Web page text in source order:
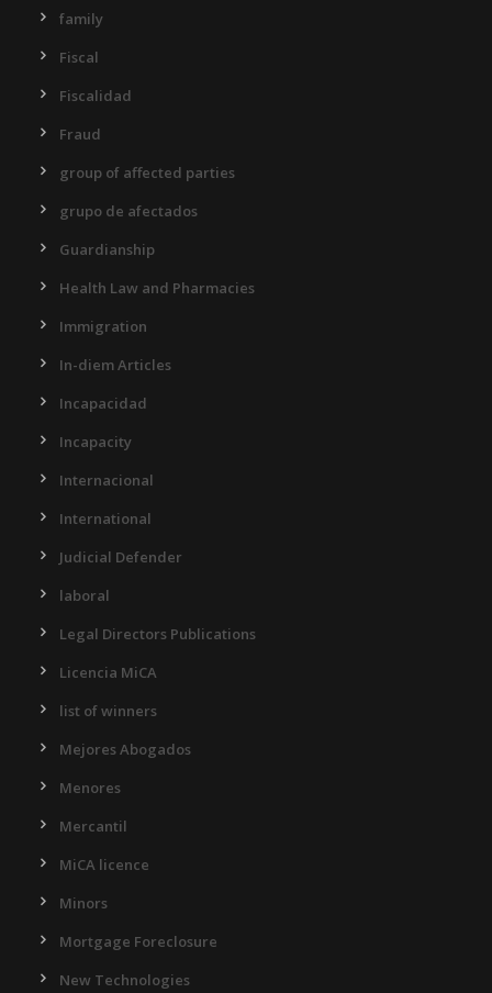
family
Fiscal
Fiscalidad
Fraud
group of affected parties
grupo de afectados
Guardianship
Health Law and Pharmacies
Immigration
In-diem Articles
Incapacidad
Incapacity
Internacional
International
Judicial Defender
laboral
Legal Directors Publications
Licencia MiCA
list of winners
Mejores Abogados
Menores
Mercantil
MiCA licence
Minors
Mortgage Foreclosure
New Technologies